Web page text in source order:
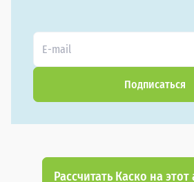
Подписаться
Рассчитать Каско на